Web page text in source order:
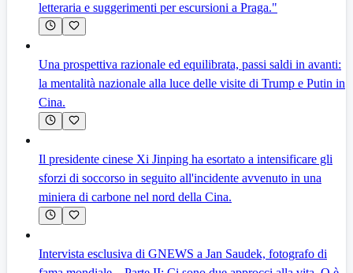
letteraria e suggerimenti per escursioni a Praga."
Una prospettiva razionale ed equilibrata, passi saldi in avanti:
la mentalità nazionale alla luce delle visite di Trump e Putin in
Cina.
Il presidente cinese Xi Jinping ha esortato a intensificare gli
sforzi di soccorso in seguito all'incidente avvenuto in una
miniera di carbone nel nord della Cina.
Intervista esclusiva di GNEWS a Jan Saudek, fotografo di